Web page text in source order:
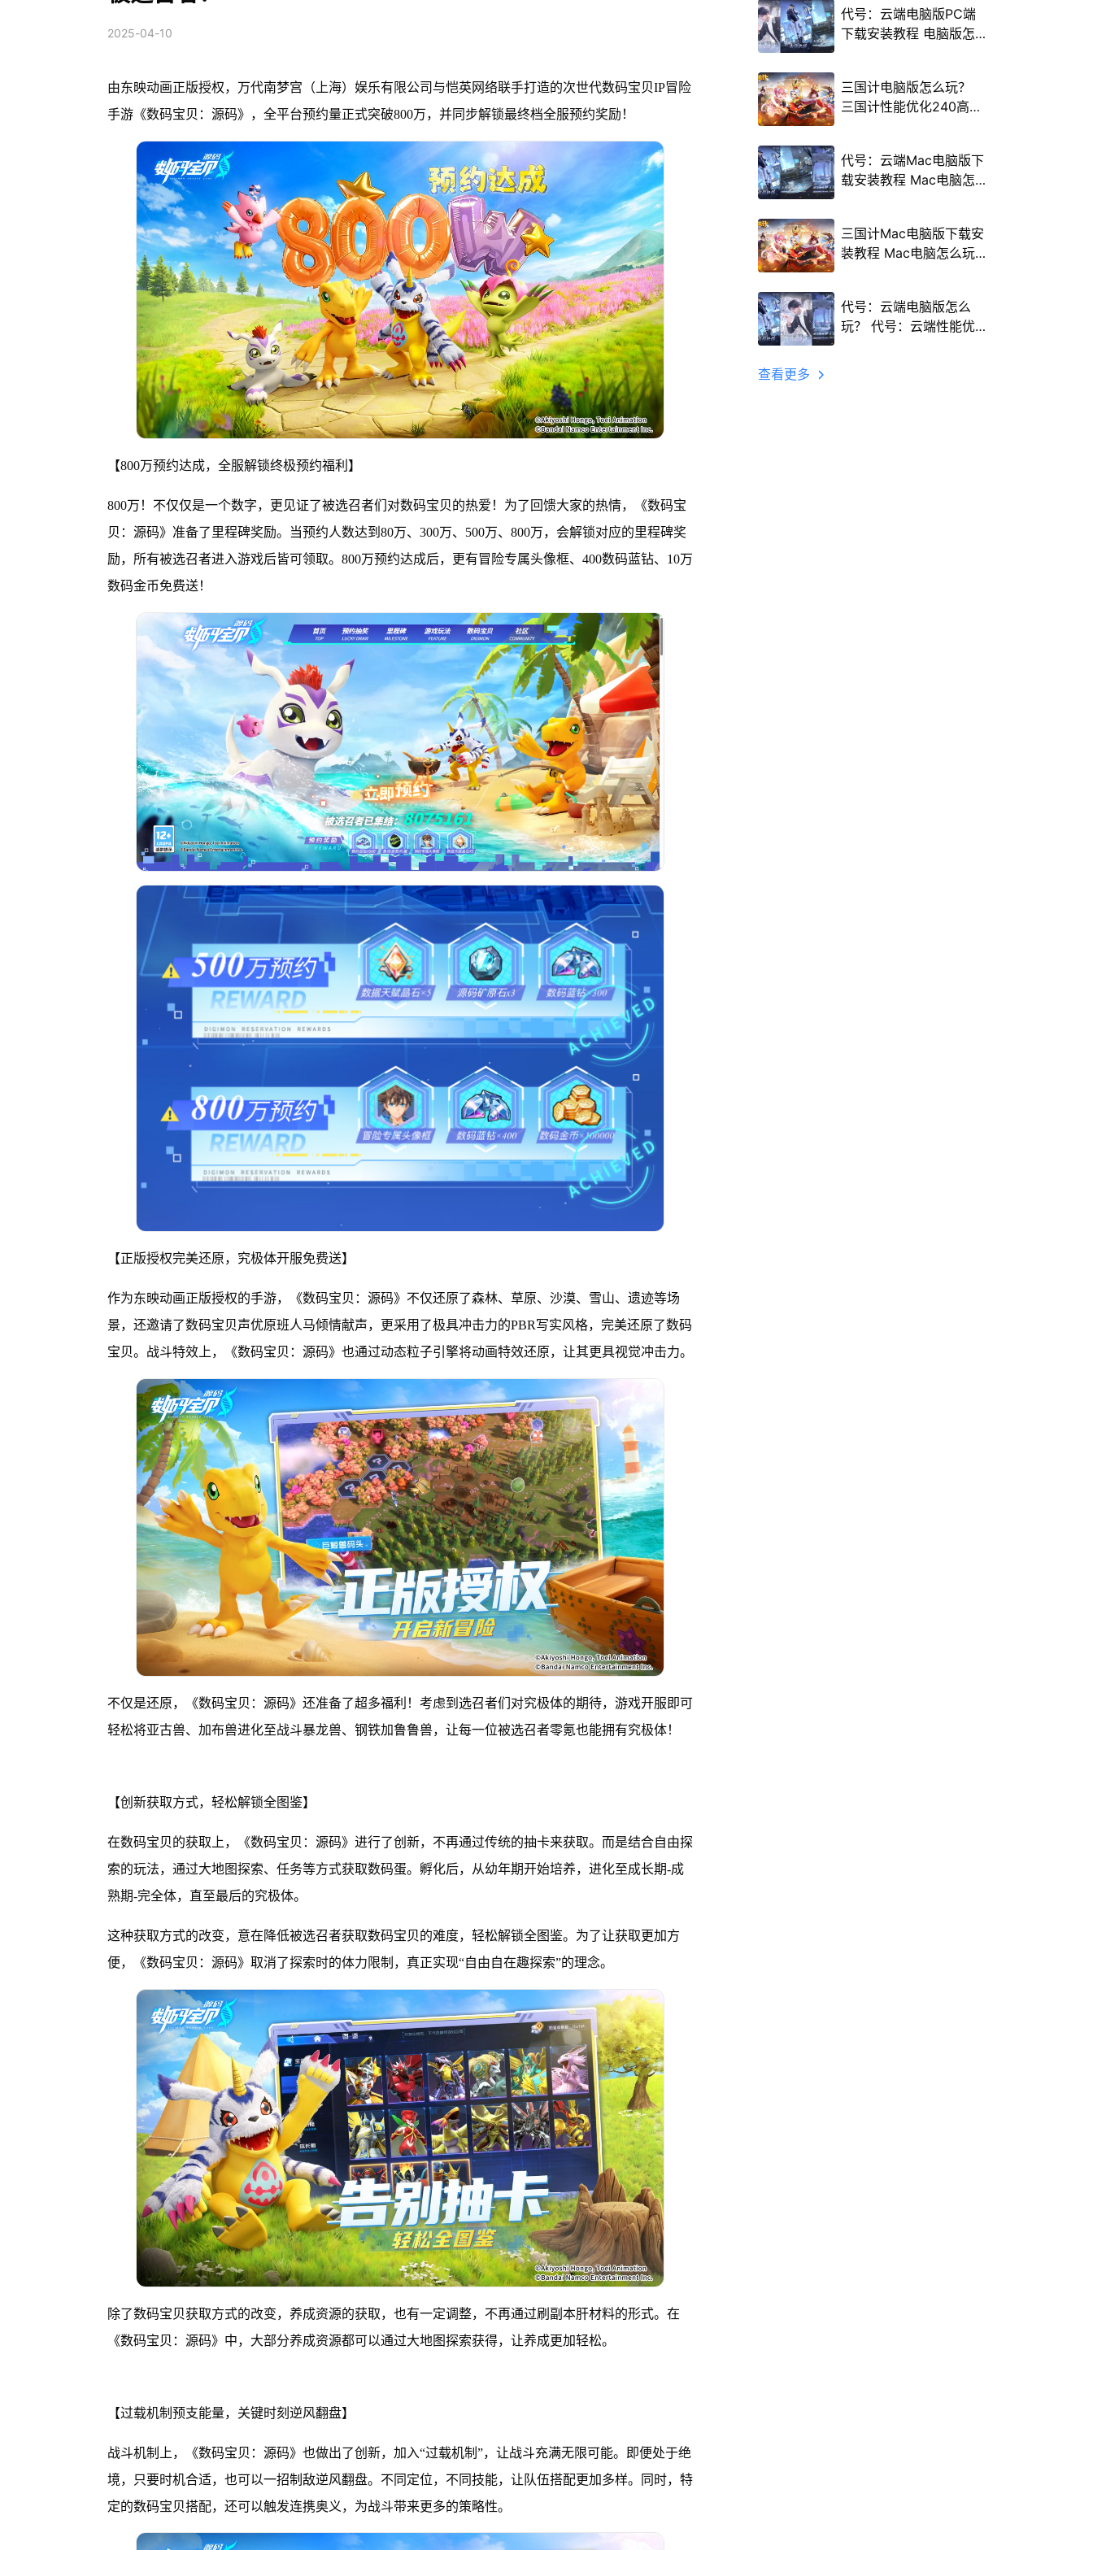
2025-04-10
由东映动画正版授权，万代南梦宫（上海）娱乐有限公司与恺英网络联手打造的次世代数码宝贝IP冒险
手游《数码宝贝：源码》，全平台预约量正式突破800万，并同步解锁最终档全服预约奖励！
【800万预约达成，全服解锁终极预约福利】
800万！不仅仅是一个数字，更见证了被选召者们对数码宝贝的热爱！为了回馈大家的热情，《数码宝
贝：源码》准备了里程碑奖励。当预约人数达到80万、300万、500万、800万，会解锁对应的里程碑奖
励，所有被选召者进入游戏后皆可领取。800万预约达成后，更有冒险专属头像框、400数码蓝钻、10万
数码金币免费送！
【正版授权完美还原，究极体开服免费送】
作为东映动画正版授权的手游，《数码宝贝：源码》不仅还原了森林、草原、沙漠、雪山、遗迹等场
景，还邀请了数码宝贝声优原班人马倾情献声，更采用了极具冲击力的PBR写实风格，完美还原了数码
宝贝。战斗特效上，《数码宝贝：源码》也通过动态粒子引擎将动画特效还原，让其更具视觉冲击力。
不仅是还原，《数码宝贝：源码》还准备了超多福利！考虑到选召者们对究极体的期待，游戏开服即可
轻松将亚古兽、加布兽进化至战斗暴龙兽、钢铁加鲁鲁兽，让每一位被选召者零氪也能拥有究极体！
【创新获取方式，轻松解锁全图鉴】
在数码宝贝的获取上，《数码宝贝：源码》进行了创新，不再通过传统的抽卡来获取。而是结合自由探
索的玩法，通过大地图探索、任务等方式获取数码蛋。孵化后，从幼年期开始培养，进化至成长期-成
熟期-完全体，直至最后的究极体。
这种获取方式的改变，意在降低被选召者获取数码宝贝的难度，轻松解锁全图鉴。为了让获取更加方
便，《数码宝贝：源码》取消了探索时的体力限制，真正实现“自由自在趣探索”的理念。
除了数码宝贝获取方式的改变，养成资源的获取，也有一定调整，不再通过刷副本肝材料的形式。在
《数码宝贝：源码》中，大部分养成资源都可以通过大地图探索获得，让养成更加轻松。
【过载机制预支能量，关键时刻逆风翻盘】
战斗机制上，《数码宝贝：源码》也做出了创新，加入“过载机制”，让战斗充满无限可能。即便处于绝
境，只要时机合适，也可以一招制敌逆风翻盘。不同定位，不同技能，让队伍搭配更加多样。同时，特
定的数码宝贝搭配，还可以触发连携奥义，为战斗带来更多的策略性。
代号：云端电脑版PC端
下载安装教程 电脑版怎
三国计电脑版怎么玩？
三国计性能优化240高帧
代号：云端Mac电脑版下
载安装教程 Mac电脑怎
三国计Mac电脑版下载安
装教程 Mac电脑怎么玩
代号：云端电脑版怎么
玩？ 代号：云端性能优
查看更多